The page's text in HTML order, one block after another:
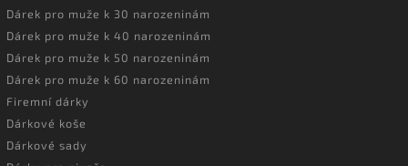
Dárek pro muže k 30 narozeninám
Dárek pro muže k 40 narozeninám
Dárek pro muže k 50 narozeninám
Dárek pro muže k 60 narozeninám
Firemní dárky
Dárkové koše
Dárkové sady